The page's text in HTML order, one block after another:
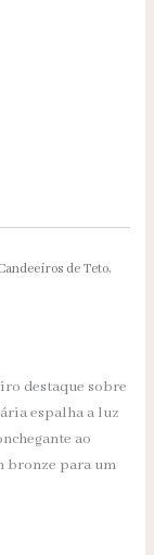
de Teto,
destaque sobre
espalha a luz
ao
bronze para um